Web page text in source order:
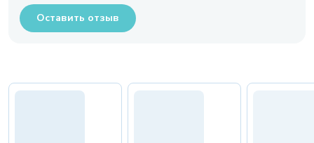
Оставить отзыв